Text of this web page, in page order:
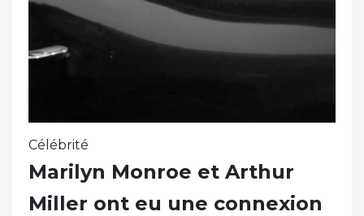
Célébrité
Marilyn Monroe et Arthur
Miller ont eu une connexion